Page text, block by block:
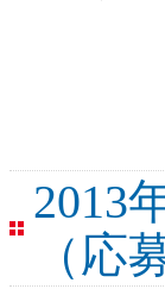
2013
（応